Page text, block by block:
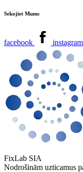
Sekojiet Mums
facebook instagram
FixLab SIA
Nodrošinām uzticamus